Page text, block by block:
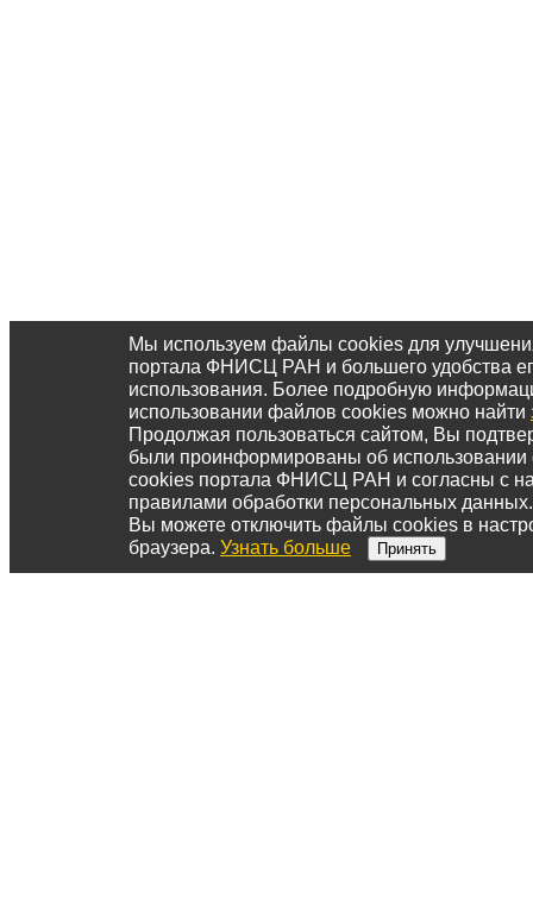
Мы используем файлы cookies для
портала ФНИСЦ РАН и большего удобства
использования. Более подробную
использовании файлов cookies можно найти
Продолжая пользоваться сайтом, Вы
были проинформированы об
cookies портала ФНИСЦ РАН и согласны с
правилами обработки персональных данных.
Вы можете отключить файлы cookies в
браузера. Узнать больше Принять